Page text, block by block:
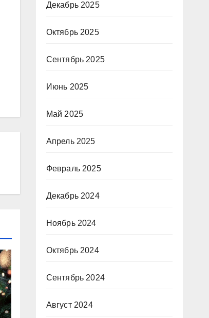
Декабрь 2025
Октябрь 2025
Сентябрь 2025
Июнь 2025
Май 2025
Апрель 2025
Февраль 2025
Декабрь 2024
Ноябрь 2024
Октябрь 2024
Сентябрь 2024
Август 2024